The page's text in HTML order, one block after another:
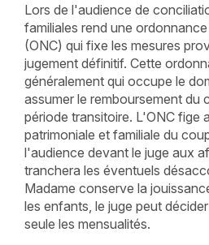
Lors de l'audience de
familiales rend une
(ONC) qui fixe les mesures
jugement définitif. Cette
généralement qui occupe le
assumer le remboursement du
période transitoire. L'ONC fige
patrimoniale et familiale du
l'audience devant le juge aux
tranchera les éventuels
Madame conserve la
les enfants, le juge peut
seule les mensualités.